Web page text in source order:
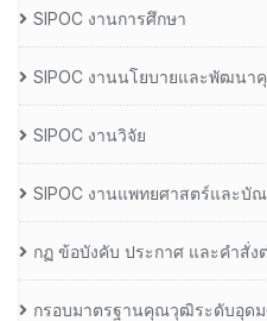
SIPOC งานการศึกษา
SIPOC งานนโยบายและพัฒนา
SIPOC งานวิจัย
SIPOC งานแพทยศาสตร์และบั
กฏ ข้อบังคับ ประกาศ และคำสั่ง
กรอบมาตรฐานคุณวุฒิระดับอุด